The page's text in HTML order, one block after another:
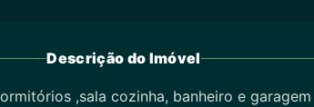
Descrição do Imóvel
,sala cozinha, banheiro e